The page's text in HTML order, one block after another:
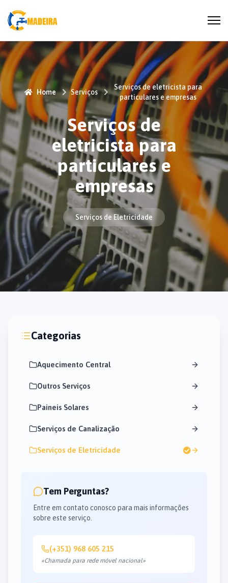
Home Serviços
Serviços de eletricista para
particulares e empresas
Serviços de
eletricista para
particulares e
empresas
Serviços de Eletricidade
Categorias
Aquecimento Central
Outros Serviços
Paineis Solares
Serviços de Canalização
Serviços de Eletricidade
Tem Perguntas?
Entre em contato conosco para mais informações
sobre este serviço.
(+351) 968 605 215
«Chamada para rede móvel nacional»